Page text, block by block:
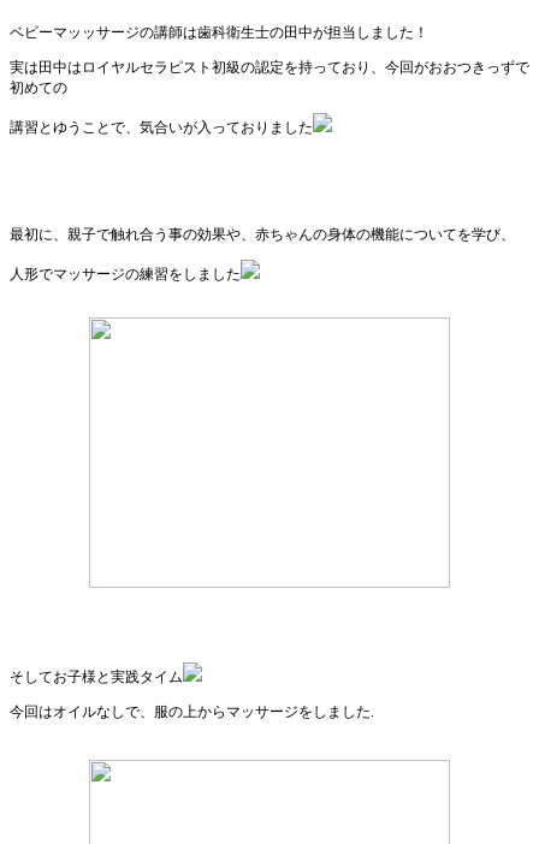
ベビーマッッサージの講師は歯科衛生士の田中が担当しました！
実は田中はロイヤルセラピスト初級の認定を持っており、今回がおおつきっずで
初めての
講習とゆうことで、気合いが入っておりました
最初に、親子で触れ合う事の効果や、赤ちゃんの身体の機能についてを学び、
人形でマッサージの練習をしました
そしてお子様と実践タイム
今回はオイルなしで、服の上からマッサージをしました.